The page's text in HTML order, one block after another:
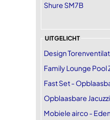
Shure SM7B
UITGELICHT
Design
Family Lounge Pool
Fast Set -
Opblaasbare Jacuzzi
Mobiele airco -